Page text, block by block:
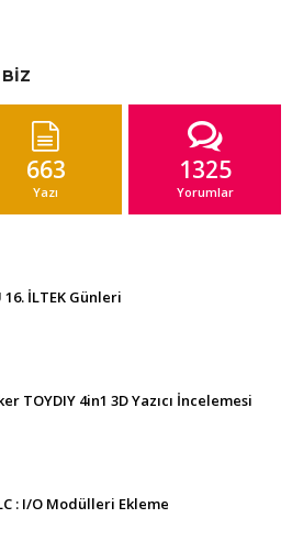
663
Yazı
1325
Yorumlar
16. İLTEK Günleri
TOYDIY 4in1 3D Yazıcı İncelemesi
: I/O Modülleri Ekleme